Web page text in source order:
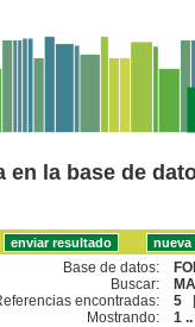
en la base de
Base de datos:
Buscar:
encontradas:
5
Mostrando:
1